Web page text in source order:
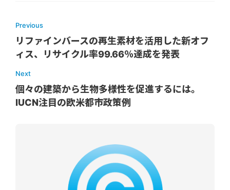
Previous
リファインバースの再生素材を活用した新オフ
ィス、リサイクル率99.66％達成を発表
Next
個々の建築から生物多様性を促進するには。
IUCN注目の欧米都市政策例